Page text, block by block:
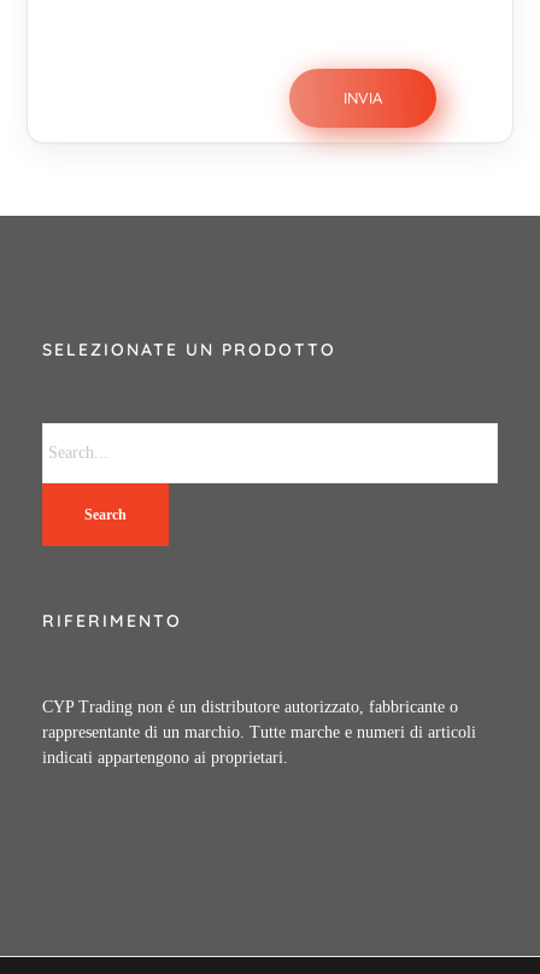
SELEZIONATE UN PRODOTTO
Search
RIFERIMENTO
CYP Trading non é un distributore autorizzato, fabbricante o
rappresentante di un marchio. Tutte marche e numeri di articoli
indicati appartengono ai proprietari.